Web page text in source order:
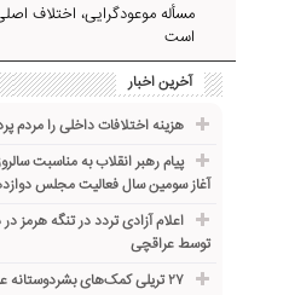
مسأله موعود‌گرایی، اختلاف
است
آخرین اخبار
هزینه اختلافات داخلی را مردم
پیام رهبر انقلاب به مناسبت
آغاز سومین سال فعالیت مجلس
اعلام آزادی تردد در تنگه هرمز
توسط عراقچی
۲۷ تریلی کمک‌های بشردوستانه عراق به ایران رسید